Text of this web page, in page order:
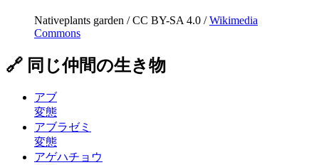
Nativeplants garden /CC BY-SA 4.0 / Wikimedia
Commons
🔗 同じ仲間の生き物
アブ
変態
アブラゼミ
変態
アゲハチョウ